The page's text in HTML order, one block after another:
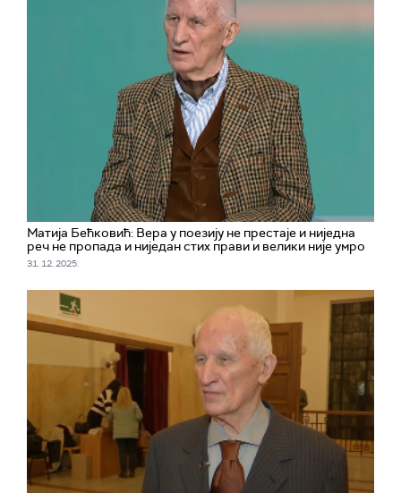
Матија Бећковић: Вера у поезију не престаје и ниједна
реч не пропада и ниједан стих прави и велики није умро
31. 12. 2025.